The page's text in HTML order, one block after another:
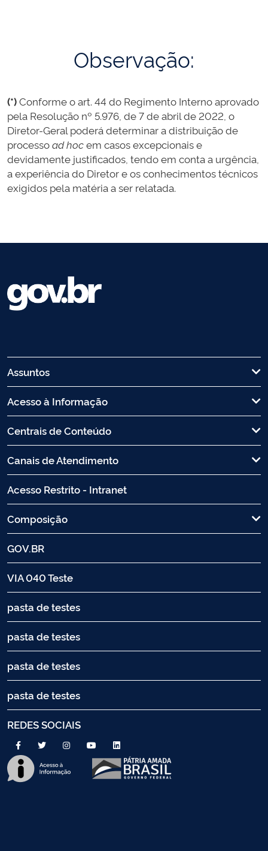
Observação:
(*)Conforme o art. 44 do Regimento Interno aprovado
pela Resolução nº 5.976, de 7 de abril de 2022, o
Diretor-Geral poderá determinar a distribuição de
processoad hocem casos excepcionais e
devidamente justificados, tendo em conta a urgência,
a experiência do Diretor e os conhecimentos técnicos
exigidos pela matéria a ser relatada.
Assuntos
Acesso à Informação
Centrais de Conteúdo
Canais de Atendimento
Acesso Restrito - Intranet
Composição
GOV.BR
VIA 040 Teste
pasta de testes
pasta de testes
pasta de testes
pasta de testes
REDES SOCIAIS